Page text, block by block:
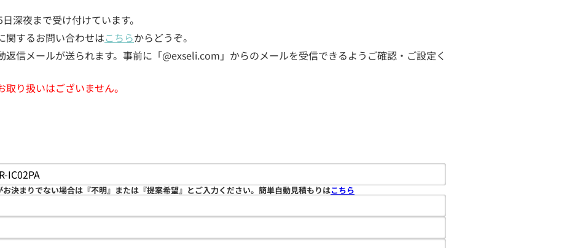
深夜まで受け付けています。
関するお問い合わせはこちらからどうぞ。
返信メールが送られます。事前に「@exseli.com」からのメールを受信できるようご確認・ご設定く
り扱いはございません。
お決まりでない場合は『不明』または『提案希望』とご入力ください。簡単自動見積もりはこちら